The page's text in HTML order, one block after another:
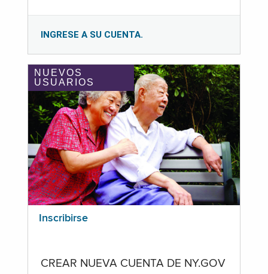
INGRESE A SU CUENTA.
NUEVOS
USUARIOS
Inscribirse
CREAR NUEVA CUENTA DE NY.GOV